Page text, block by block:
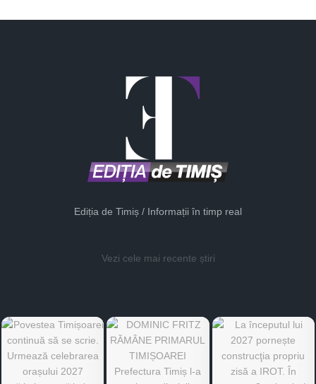
Ediția de Timiș / Informații în timp real
Vezi cele mai recente știri